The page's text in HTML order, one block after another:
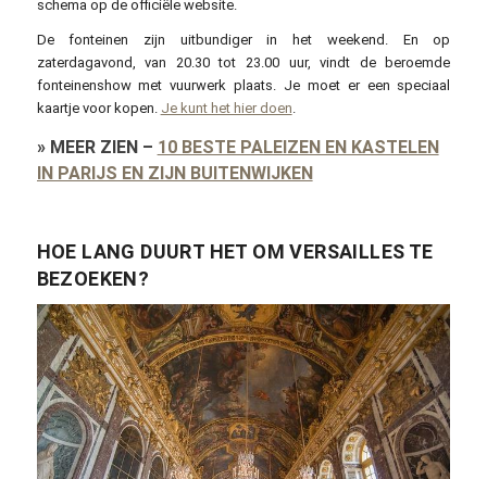
schema op de officiële website.
De fonteinen zijn uitbundiger in het weekend. En op
zaterdagavond, van 20.30 tot 23.00 uur, vindt de beroemde
fonteinenshow met vuurwerk plaats. Je moet er een speciaal
kaartje voor kopen. Je kunt het hier doen.
» MEER ZIEN– 10 BESTE PALEIZEN EN KASTELEN
IN PARIJS EN ZIJN BUITENWIJKEN
HOE LANG DUURT HET OM VERSAILLES TE
BEZOEKEN?